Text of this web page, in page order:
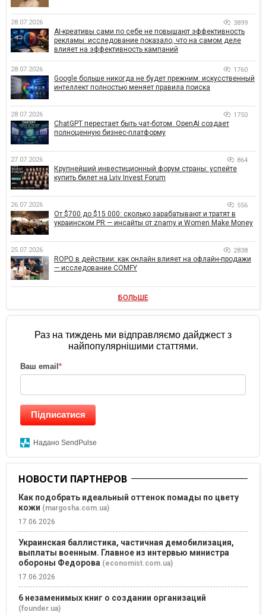
28.07.2026 3899
AI-креативы сами по себе не повышают эффективность
рекламы: исследование показало, что на самом деле
влияет на эффективность кампаний
28.07.2026 1760
Google больше никогда не будет прежним: искусственный
интеллект полностью меняет правила поиска
28.07.2026 1750
ChatGPT перестает быть чат-ботом. OpenAI создает
полноценную бизнес-платформу
27.07.2026 864
Крупнейший инвестиционный форум страны: успейте
купить билет на Lviv Invest Forum
26.07.2026 556
От $700 до $15 000: сколько зарабатывают и тратят в
украинском PR — инсайты от znamy и Women Make Money
25.07.2026 2838
ROPO в действии: как онлайн влияет на офлайн-продажи
— исследование COMFY
БОЛЬШЕ
Раз на тиждень ми відправляємо дайджест з
найпопулярнішими статтями.
Ваш email *
Підписатися
Надано SendPulse
НОВОСТИ ПАРТНЕРОВ
Как подобрать идеальный оттенок помады по цвету
кожи (margosha.com.ua)
17.06.2026
Украинская баллистика, частичная демобилизация,
выплаты военным. Главное из интервью министра
обороны Федорова (economist.com.ua)
17.06.2026
6 незаменимых книг о создании организаций
(founder.ua)